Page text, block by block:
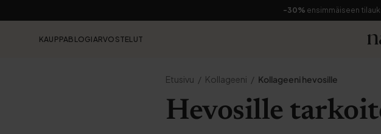
-30% ensimmäiseen
KAUPPABLOGI ARVOSTELUT
Etusivu Kollageeni Kollageeni hevosille
Hevosille